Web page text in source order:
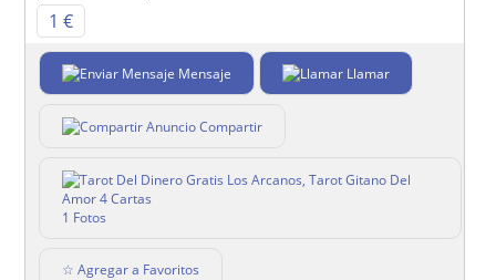
1 €
Mensaje Llamar
Compartir
1 Fotos
☆ Agregar a Favoritos